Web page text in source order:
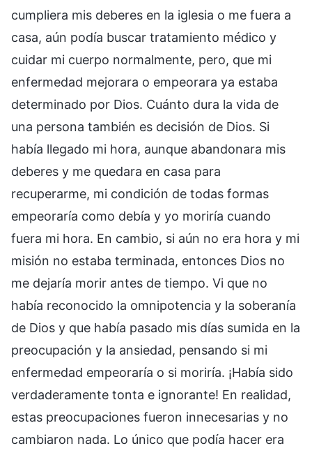
cumpliera mis deberes en la iglesia o me fuera a
casa, aún podía buscar tratamiento médico y
cuidar mi cuerpo normalmente, pero, que mi
enfermedad mejorara o empeorara ya estaba
determinado por Dios. Cuánto dura la vida de
una persona también es decisión de Dios. Si
había llegado mi hora, aunque abandonara mis
deberes y me quedara en casa para
recuperarme, mi condición de todas formas
empeoraría como debía y yo moriría cuando
fuera mi hora. En cambio, si aún no era hora y mi
misión no estaba terminada, entonces Dios no
me dejaría morir antes de tiempo. Vi que no
había reconocido la omnipotencia y la soberanía
de Dios y que había pasado mis días sumida en la
preocupación y la ansiedad, pensando si mi
enfermedad empeoraría o si moriría. ¡Había sido
verdaderamente tonta e ignorante! En realidad,
estas preocupaciones fueron innecesarias y no
cambiaron nada. Lo único que podía hacer era